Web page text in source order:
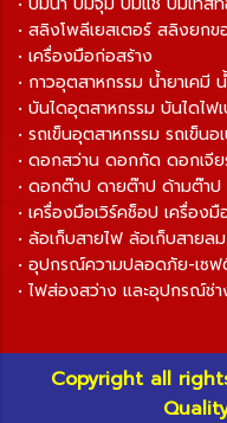
• สลิงโพลีเยสเตอร์ สลิงยกข
• เครื่องมือก่อสร้าง
• กาวอุตสาหกรรม น้ำยาเคมี
• บันไดอุตสาหกรรม บันไดไฟ
• รถเข็นอุตสาหกรรม รถเข็นอ
• ดอกสว่าน ดอกกัด ดอกเจีย
• ดอกต๊าป ดายต๊าป ด้ามต๊า
• เครื่องมือเวิร์คช็อป เครื่องมื
• ล้อเก็บสายไฟ ล้อเก็บสายล
• อุปกรณ์ความปลอดภัย-เซ
• ไฟส่องสว่าง และอุปกรณ์ช่า
Copyright all